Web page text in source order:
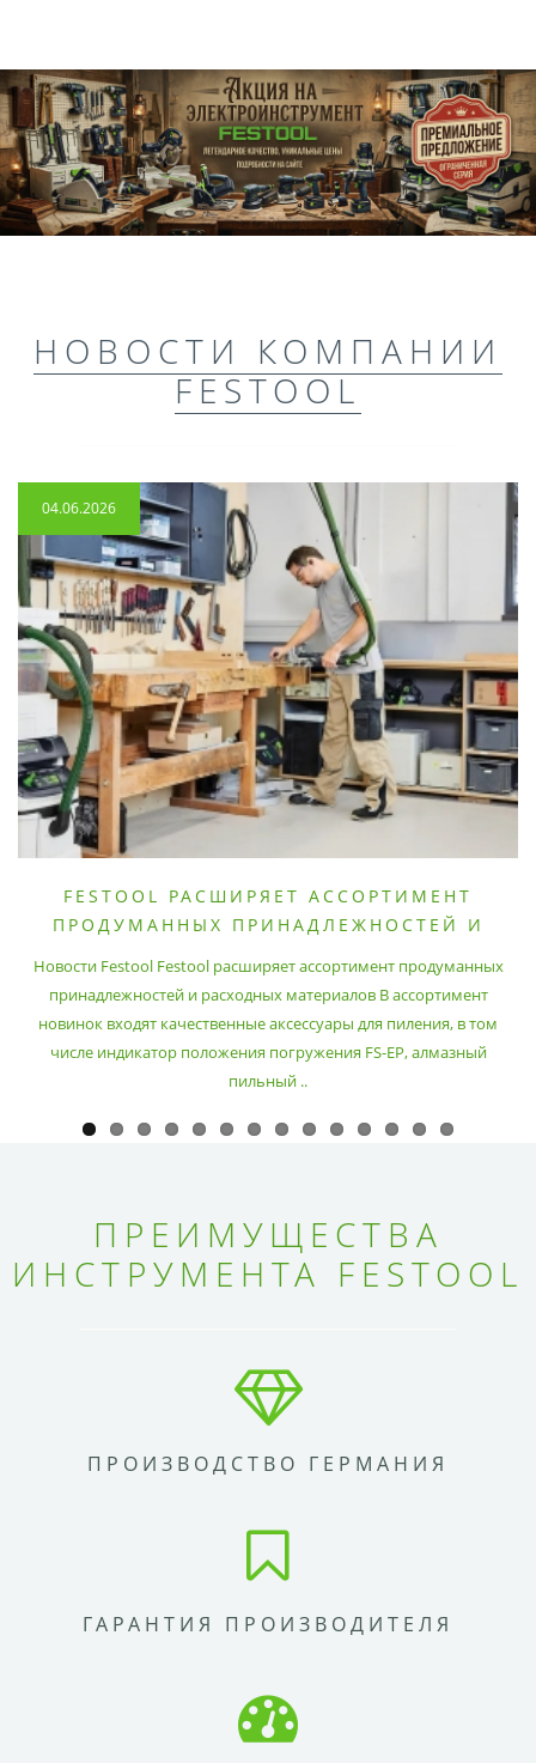
НОВОСТИ КОМПАНИИ
FESTOOL
04.06.2026
FESTOOL РАСШИРЯЕТ АССОРТИМЕНТ
ПРОДУМАННЫХ ПРИНАДЛЕЖНОСТЕЙ И
Новости Festool Festool расширяет ассортимент продуманных
принадлежностей и расходных материалов В ассортимент
новинок входят качественные аксессуары для пиления, в том
числе индикатор положения погружения FS-EP, алмазный
пильный ..
ПРЕИМУЩЕСТВА
ИНСТРУМЕНТА FESTOOL
ПРОИЗВОДСТВО ГЕРМАНИЯ
ГАРАНТИЯ ПРОИЗВОДИТЕЛЯ